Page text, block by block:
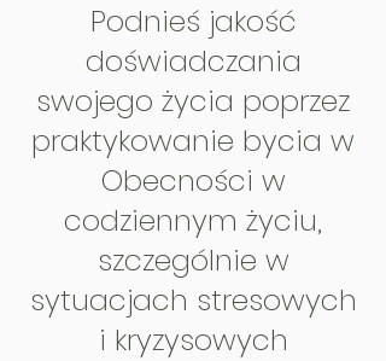
Podnieś jakość
doświadczania
swojego życia poprzez
praktykowanie bycia w
Obecności w
codziennym życiu,
szczególnie w
sytuacjach stresowych
i kryzysowych